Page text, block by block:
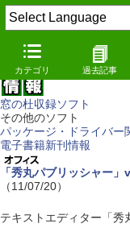
カテゴリ 過去記事
窓の杜収録ソフト
その他のソフト
パッケージ・ドライバー
電子書籍新刊情報
「秀丸パブリッシャー」
（11/07/20）
テキストエディター「秀